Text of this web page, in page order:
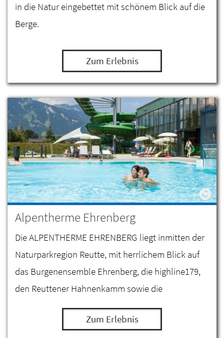
in die Natur eingebettet mit schönem Blick auf die
Berge.
Zum Erlebnis
Alpentherme Ehrenberg
Die ALPENTHERME EHRENBERG liegt inmitten der
Naturparkregion Reutte, mit herrlichem Blick auf
das Burgenensemble Ehrenberg, die highline179,
den Reuttener Hahnenkamm sowie die
umliegende Bergwelt der Lechtaler Alpen und
Allgäuer Alpen. Hier werden…
Zum Erlebnis